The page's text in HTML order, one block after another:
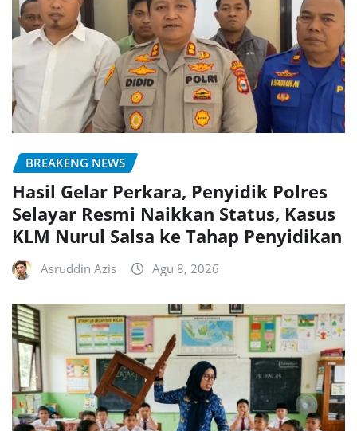
BREAKENG NEWS
Hasil Gelar Perkara, Penyidik Polres
Selayar Resmi Naikkan Status, Kasus
KLM Nurul Salsa ke Tahap Penyidikan
Asruddin Azis Agu 8, 2026